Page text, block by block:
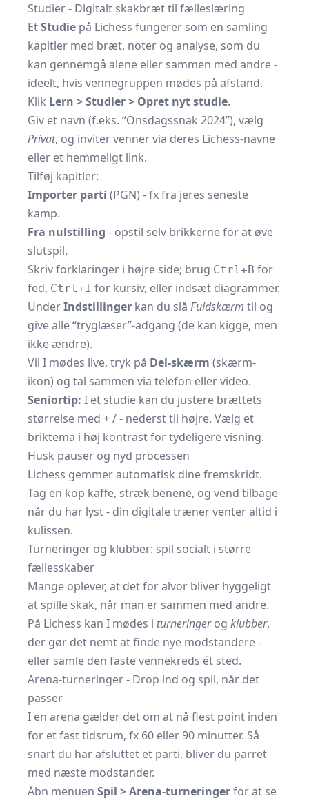
Studier - Digitalt skakbræt til fælleslæring
EtStudie på Lichess fungerer som en samling
kapitler med bræt, noter og analyse, som du
kan gennemgå alene eller sammen med andre -
ideelt, hvis vennegruppen mødes på afstand.
Klik Lern > Studier > Opret nyt studie.
Giv et navn (f.eks. “Onsdagssnak 2024”), vælg
Privat, og inviter venner via deres Lichess-navne
eller et hemmeligt link.
Tilføj kapitler:
Importer parti (PGN) - fx fra jeres seneste
kamp.
Fra nulstilling - opstil selv brikkerne for at øve
slutspil.
Skriv forklaringer i højre side; brug Ctrl+B for
fed, Ctrl+I for kursiv, eller indsæt diagrammer.
UnderIndstillinger kan du slå Fuldskærm til og
give alle “tryglæser”-adgang (de kan kigge, men
ikke ændre).
Vil I mødes live, tryk på Del-skærm (skærm-
ikon) og tal sammen via telefon eller video.
Seniortip: I et studie kan du justere brættets
størrelse med + / - nederst til højre. Vælg et
briktema i høj kontrast for tydeligere visning.
Husk pauser og nyd processen
Lichess gemmer automatisk dine fremskridt.
Tag en kop kaffe, stræk benene, og vend tilbage
når du har lyst - din digitale træner venter altid i
kulissen.
Turneringer og klubber: spil socialt i større
fællesskaber
Mange oplever, at det for alvor bliver hyggeligt
at spille skak, når man er sammen med andre.
På Lichess kan I mødes i turneringerog klubber,
der gør det nemt at finde nye modstandere -
eller samle den faste vennekreds ét sted.
Arena-turneringer - Drop ind og spil, når det
passer
I en arena gælder det om at nå flest point inden
for et fast tidsrum, fx 60 eller 90 minutter. Så
snart du har afsluttet et parti, bliver du parret
med næste modstander.
Åbn menuen Spil > Arena-turneringerfor at se